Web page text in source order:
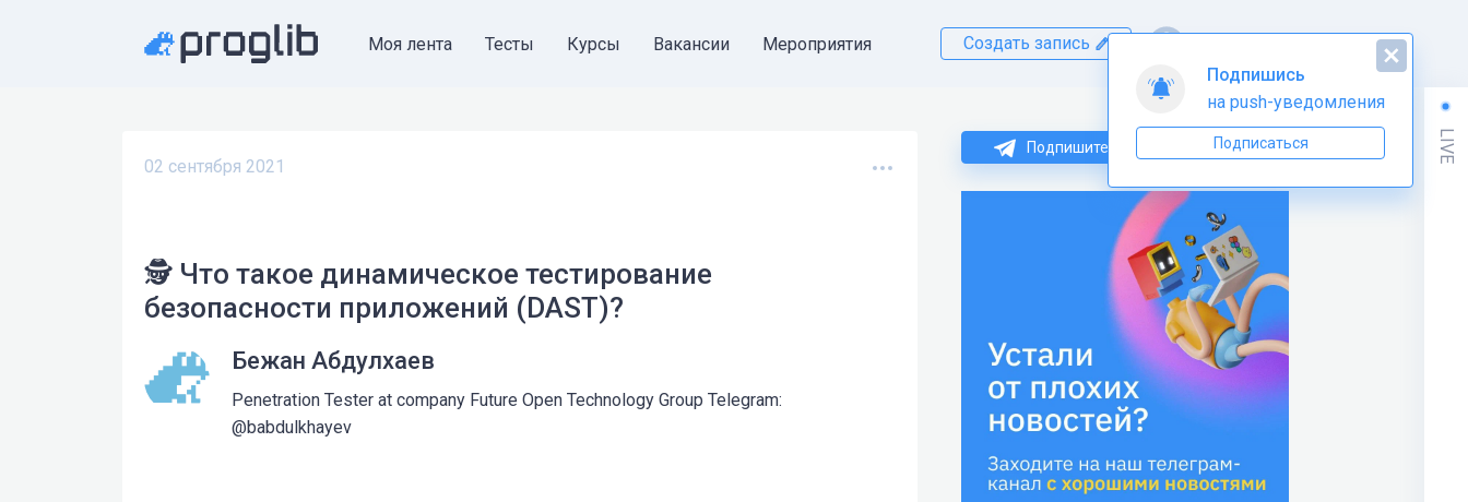
Моя лента Тесты Курсы Вакансии Мероприятия Создать запись
Подпишитесь на нас в Telegram
02 сентября 2021
🕵 Что такое динамическое тестирование
безопасности приложений (DAST)?
Бежан Абдулхаев
Penetration Tester at company Future Open Technology Group Telegram:
@babdulkhayev
LIVE
Подпишись
на push-уведомления
Подписаться